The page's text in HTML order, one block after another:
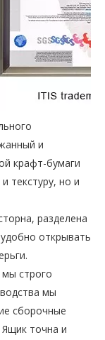
и
крафт-бумаги
текстуру, но и
разделена
открывать
мы строго
мы
сборочные
точна и